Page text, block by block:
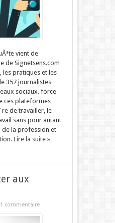
vient de
de Signetsens.com
les pratiques et les
357 journalistes
sociaux. force
ces plateformes
de travailler, le
sans pour autant
la profession et
Lire la suite »
aux
1 commentaire